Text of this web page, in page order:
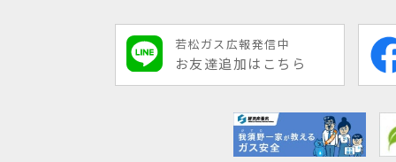
若松ガス広報発信中
お友達追加はこちら